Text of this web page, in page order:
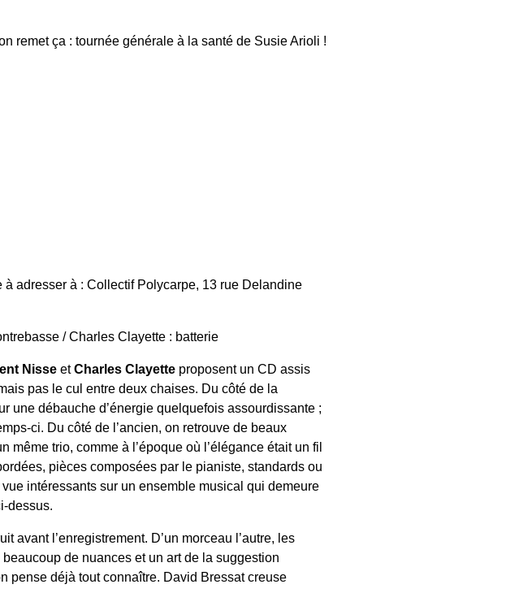
remet ça : tournée générale à la santé de Susie Arioli !
à adresser à : Collectif Polycarpe, 13 rue Delandine
/ Charles Clayette : batterie
Nisse etCharles Clayette proposent un CD assis
pas le cul entre deux chaises. Du côté de la
une débauche d’énergie quelquefois assourdissante ;
ci. Du côté de l’ancien, on retrouve de beaux
même trio, comme à l’époque où l’élégance était un fil
pièces composées par le pianiste, standards ou
intéressants sur un ensemble musical qui demeure
dessus.
avant l’enregistrement. D’un morceau l’autre, les
de nuances et un art de la suggestion
pense déjà tout connaître. David Bressat creuse